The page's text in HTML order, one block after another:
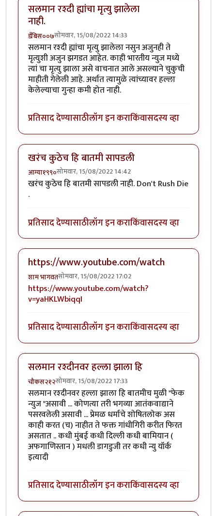
सलमान रश्दी ह्यांचा मृत्यु झालेला
नाही.
डँबिस००७सोमवार, 15/08/2022 14:33
सलमान रश्दी ह्यांचा मृत्यु झालेला नसुन अजुनही ते
मृत्युशी अजुन झगडत आहेत. काही भारतीय न्युज मध्ये
त्यां चा मृत्यु झाला असे वाचनात आले असल्याने चुकुची
माहीती गेलेली आहे. अर्थात त्यामुळे त्यांच्यावर हल्ला
केलेल्याचा गुन्हा कमी होत नाही.
प्रतिसाद देण्यासाठीलॉग इन कराकिंवासदस्य व्हा
खरंच कुठेच हि बातमी सापडली
आग्या१९९०सोमवार, 15/08/2022 14:42
खरंच कुठेच हि बातमी सापडली नाही. Don't Rush Die
.
प्रतिसाद देण्यासाठीलॉग इन कराकिंवासदस्य व्हा
https://www.youtube.com/watch
शाम भागवतसोमवार, 15/08/2022 17:02
https://www.youtube.com/watch?
v=yaHKLWbiqqI
प्रतिसाद देण्यासाठीलॉग इन कराकिंवासदस्य व्हा
सलमान रश्दीनवर हल्ला झाला हि
चौकस२१२सोमवार, 15/08/2022 17:33
सलमान रश्दीनवर हल्ला झाला हि बातमीच मुळी "फेक
न्युज "असावी ... कोणत्या तरी भगव्या आतंकवाद्याने
पसरवलेली असावी ... प्रेमळ धर्माचे शोषितलोक अस
काही करत (च) नाहीत ते फक्त गांधीगिरी करीत फिरत
असतात .. कधी मुंबई कधी दिल्ली कधी बामियान (
अफगाणिस्तान ) मधली डागडुजी तर कधी न्यु यॉर्क
इत्यादी
प्रतिसाद देण्यासाठीलॉग इन कराकिंवासदस्य व्हा